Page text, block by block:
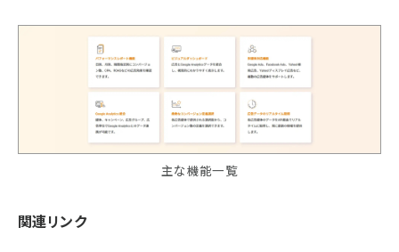
主な機能一覧
関連リンク